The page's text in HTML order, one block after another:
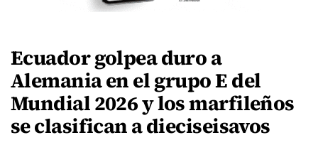
Ecuador golpea duro a
Alemania en el grupo E del
Mundial 2026 y los marfileños
se clasifican a dieciseisavos